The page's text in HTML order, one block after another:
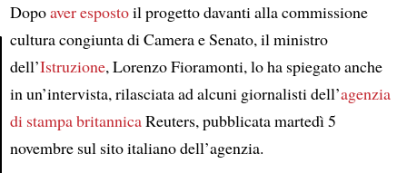
Article
Dopoaver espostoil progetto davanti alla commissione
cultura congiunta di Camera e Senato, il ministro
dell’Istruzione, Lorenzo Fioramonti, lo ha spiegato anche
in un’intervista, rilasciata ad alcuni giornalisti dell’agenzia
di stampa britannicaReuters, pubblicata martedì 5
novembre sul sito italiano dell’agenzia.